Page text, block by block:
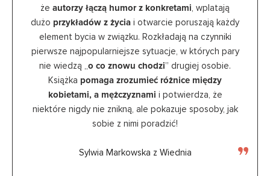
że autorzy łączą humor z konkretami, wplatają
dużo przykładów z życia i otwarcie poruszają każdy
element bycia w związku. Rozkładają na czynniki
pierwsze najpopularniejsze sytuacje, w których pary
nie wiedzą „o co znowu chodzi” drugiej osobie.
Książka pomaga zrozumieć różnice między
kobietami, a mężczyznami i potwierdza, że
niektóre nigdy nie znikną, ale pokazuje sposoby, jak
sobie z nimi poradzić!
Sylwia Markowska z Wiednia